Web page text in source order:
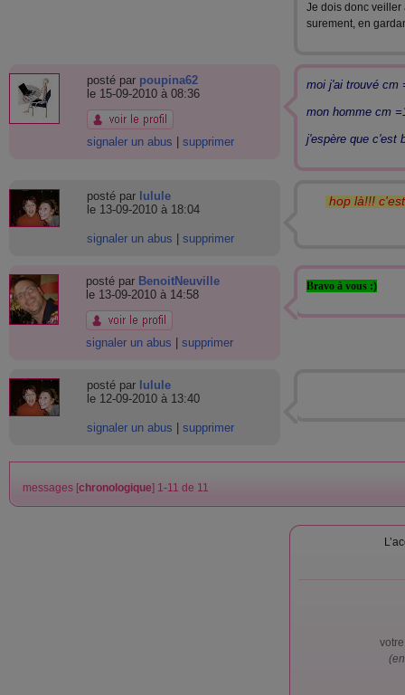
Je dois donc veiller
surement, en
posté par poupina62
le 15-09-2010 à 08:36
signaler un abus supprimer
moi j'ai trouvé cm
mon homme cm
j'espère que c'est
posté par lulule
le 13-09-2010 à 18:04
signaler un abus supprimer
hop là!!!
posté par BenoitNeuville
le 13-09-2010 à 14:58
signaler un abus supprimer
Bravo à vous :)
posté par lulule
le 12-09-2010 à 13:40
signaler un abus supprimer
messages [chronologique] 1-11 de 11